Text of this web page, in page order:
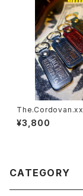
RIDE.KEYCHAIN
¥3,800
CATEGORY